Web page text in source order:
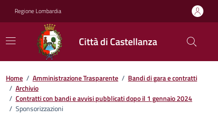
Regione Lombardia
Città di Castellanza
Home / Amministrazione Trasparente / Bandi di gara e contratti
/ Archivio
/ Contratti con bandi e avvisi pubblicati dopo il 1 gennaio 2024
/ Sponsorizzazioni